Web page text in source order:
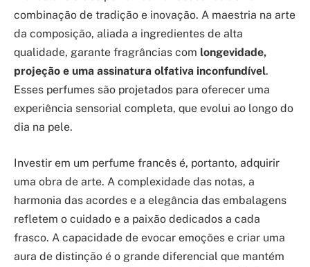
combinação de tradição e inovação. A maestria na arte
da composição, aliada a ingredientes de alta
qualidade, garante fragrâncias com longevidade,
projeção e uma assinatura olfativa inconfundível.
Esses perfumes são projetados para oferecer uma
experiência sensorial completa, que evolui ao longo do
dia na pele.
Investir em um perfume francês é, portanto, adquirir
uma obra de arte. A complexidade das notas, a
harmonia das acordes e a elegância das embalagens
refletem o cuidado e a paixão dedicados a cada
frasco. A capacidade de evocar emoções e criar uma
aura de distinção é o grande diferencial que mantém